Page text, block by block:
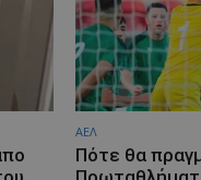
ΑΕΛ
Πότε θα